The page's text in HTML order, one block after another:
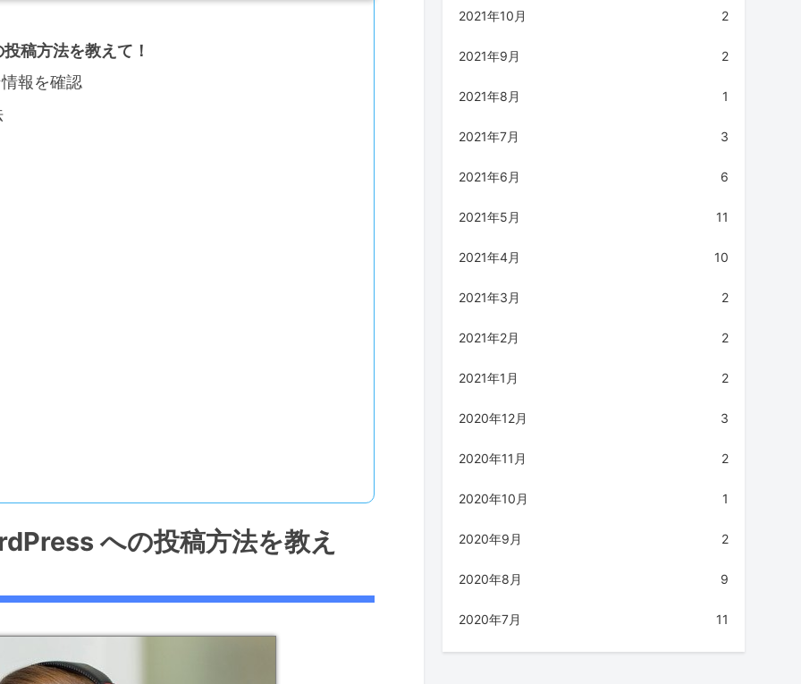
稿方法を教えて！
報を確認
への投稿方法を教え
2021年10月 2
2021年9月 2
2021年8月 1
2021年7月 3
2021年6月 6
2021年5月 11
2021年4月 10
2021年3月 2
2021年2月 2
2021年1月 2
2020年12月 3
2020年11月 2
2020年10月 1
2020年9月 2
2020年8月 9
2020年7月 11